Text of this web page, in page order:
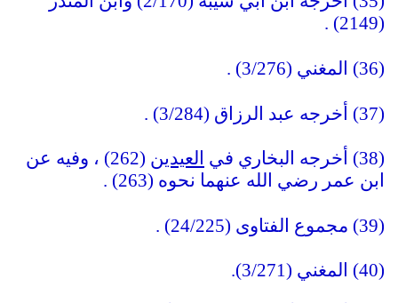
(2149) .
(36) المغني (3/276) .
(37) أخرجه عبد الرزاق (3/284) .
(38) أخرجه البخاري في العيدي
ن (262) ، وفيه عن
ابن عمر رضي الله عنهما نحوه (263) .
(39) مجموع الفتاوى (24/225) .
(40) المغني (3/271).